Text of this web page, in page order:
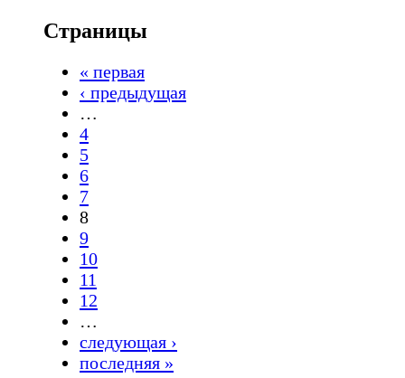
Страницы
« первая
‹ предыдущая
…
4
5
6
7
8
9
10
11
12
…
следующая ›
последняя »